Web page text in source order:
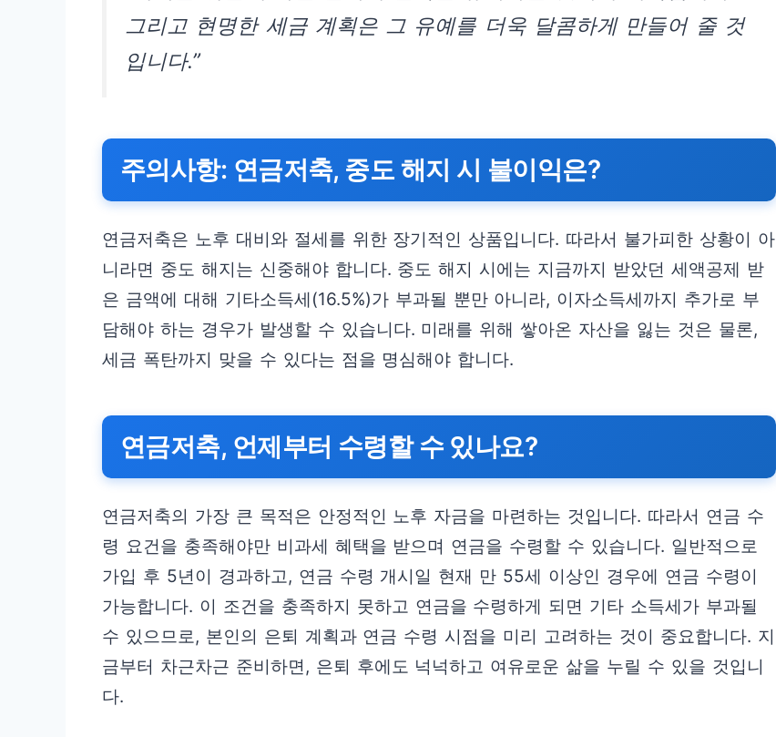
그리고 현명한 세금 계획은 그 유예를 더욱 달콤하게 만들어 줄 것
입니다.”
주의사항: 연금저축, 중도 해지 시 불이익은?
연금저축은 노후 대비와 절세를 위한 장기적인 상품입니다. 따라서 불가피한 상황이 아
니라면 중도 해지는 신중해야 합니다. 중도 해지 시에는 지금까지 받았던 세액공제 받
은 금액에 대해 기타소득세(16.5%)가 부과될 뿐만 아니라, 이자소득세까지 추가로 부
담해야 하는 경우가 발생할 수 있습니다. 미래를 위해 쌓아온 자산을 잃는 것은 물론,
세금 폭탄까지 맞을 수 있다는 점을 명심해야 합니다.
연금저축, 언제부터 수령할 수 있나요?
연금저축의 가장 큰 목적은 안정적인 노후 자금을 마련하는 것입니다. 따라서 연금 수
령 요건을 충족해야만 비과세 혜택을 받으며 연금을 수령할 수 있습니다. 일반적으로
가입 후 5년이 경과하고, 연금 수령 개시일 현재 만 55세 이상인 경우에 연금 수령이
가능합니다. 이 조건을 충족하지 못하고 연금을 수령하게 되면 기타 소득세가 부과될
수 있으므로, 본인의 은퇴 계획과 연금 수령 시점을 미리 고려하는 것이 중요합니다. 지
금부터 차근차근 준비하면, 은퇴 후에도 넉넉하고 여유로운 삶을 누릴 수 있을 것입니
다.